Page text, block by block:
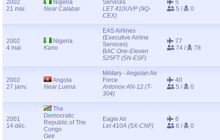
2002
21 mai
Nigeria
Near Calabar
Services
LET 410UVP (9Q-
CEX)
5
5 /
0
2002
4 mai
Nigeria
Kano
EAS Airlines
(Executive Airline
Services)
BAC One-Eleven
525FT (5N-ESF)
77
74 /
78
2002
27 janv.
Angola
Near Luena
Military - Angolan Air
Force
Antonov AN-12 (T-
304)
40
5 /
0
2001
14 déc.
The
Democratic
Republic of The
Congo
Geti
Eagle Air
Let 410A (5X-CNF)
6
6 /
0